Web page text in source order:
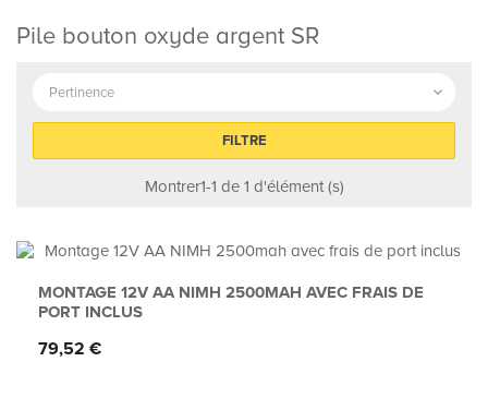
Pile bouton oxyde argent SR
Pertinence 
FILTRE
Montrer1-1 de 1 d'élément (s)
MONTAGE 12V AA NIMH 2500MAH AVEC FRAIS DE
PORT INCLUS
Prix
79,52 €